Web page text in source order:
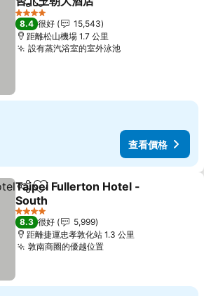
分享 放到收藏夾
4 星級
8.4 很好
15,543
距離松山機場 1.7 公里
設有蒸汽浴室的室外泳池查看價格
查看價格
分享 放到收藏夾
Taipei Fullerton Hotel -
South
查看價格
4 星級
8.3 很好
5,999
距離捷運忠孝敦化站 1.3 公里
敦南商圈的優越位置查看價格